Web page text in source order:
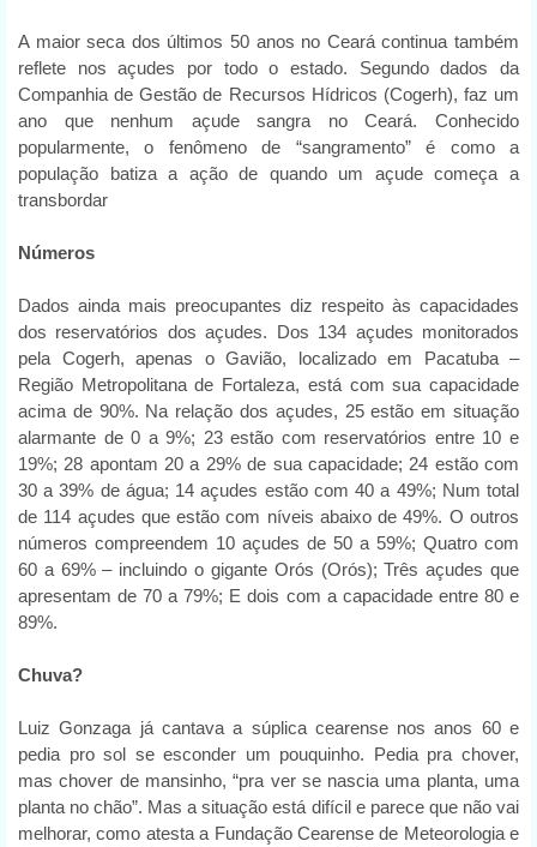
A maior seca dos últimos 50 anos no Ceará continua também
reflete nos açudes por todo o estado. Segundo dados da
Companhia de Gestão de Recursos Hídricos (Cogerh), faz um
ano que nenhum açude sangra no Ceará. Conhecido
popularmente, o fenômeno de “sangramento” é como a
população batiza a ação de quando um açude começa a
transbordar
Números
Dados ainda mais preocupantes diz respeito às capacidades
dos reservatórios dos açudes. Dos 134 açudes monitorados
pela Cogerh, apenas o Gavião, localizado em Pacatuba –
Região Metropolitana de Fortaleza, está com sua capacidade
acima de 90%. Na relação dos açudes, 25 estão em situação
alarmante de 0 a 9%; 23 estão com reservatórios entre 10 e
19%; 28 apontam 20 a 29% de sua capacidade; 24 estão com
30 a 39% de água; 14 açudes estão com 40 a 49%; Num total
de 114 açudes que estão com níveis abaixo de 49%. O outros
números compreendem 10 açudes de 50 a 59%; Quatro com
60 a 69% – incluindo o gigante Orós (Orós); Três açudes que
apresentam de 70 a 79%; E dois com a capacidade entre 80 e
89%.
Chuva?
Luiz Gonzaga já cantava a súplica cearense nos anos 60 e
pedia pro sol se esconder um pouquinho. Pedia pra chover,
mas chover de mansinho, “pra ver se nascia uma planta, uma
planta no chão”. Mas a situação está difícil e parece que não vai
melhorar, como atesta a Fundação Cearense de Meteorologia e